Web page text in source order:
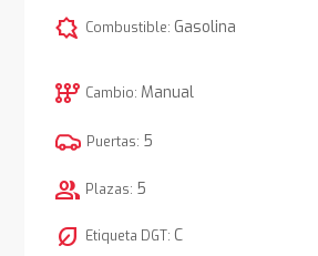
comic_bubble Combustible: Gasolina
auto_transmission Cambio: Manual
Puertas: 5
group Plazas: 5
nest_eco_leaf Etiqueta DGT: C